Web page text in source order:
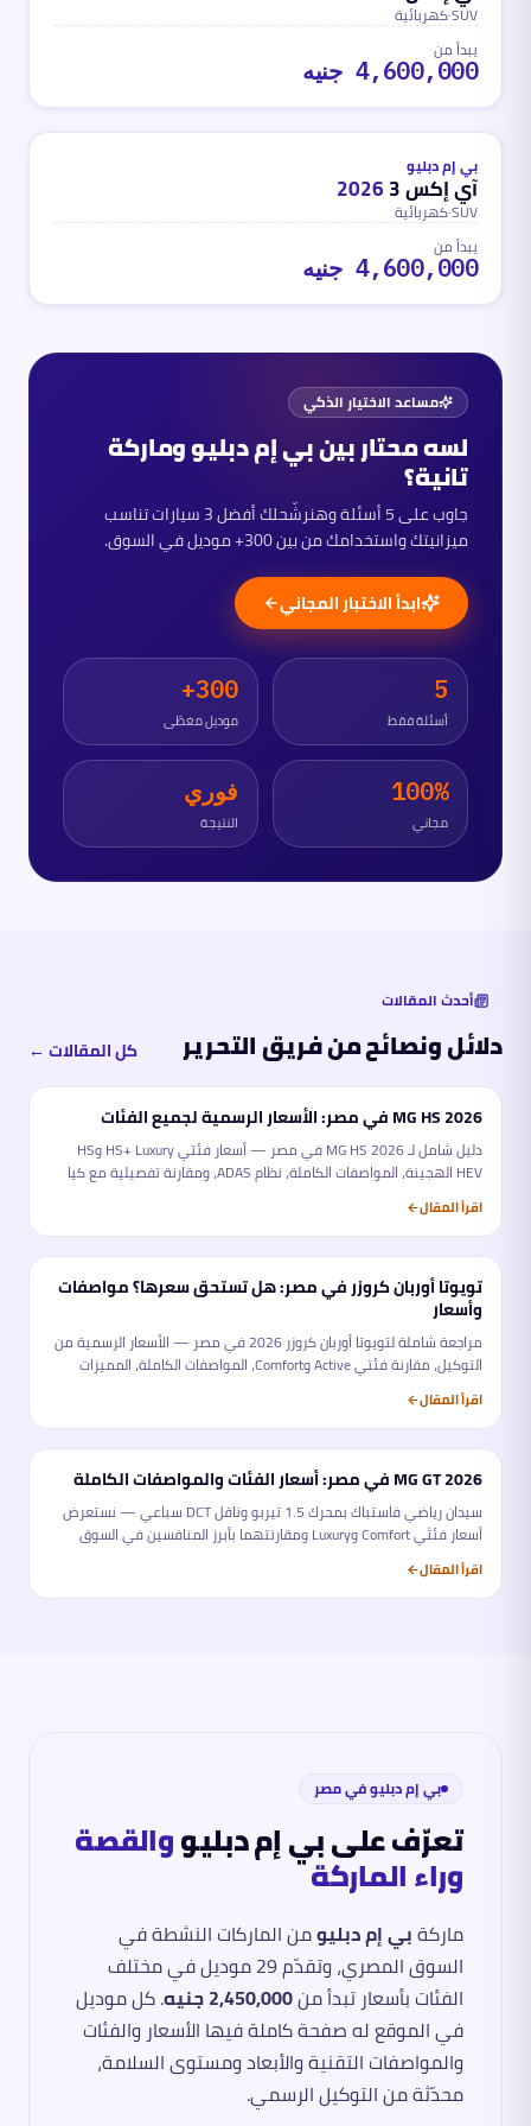
SUV
·كهربائية
يبدأ من
4,600,000 جنيه
ب
محدثمنذ 3 أشهر
كهربائية
بي إم دبليو
آي إكس 3 2026
SUV
·كهربائية
يبدأ من
4,600,000 جنيه
مساعد الاختيار الذكي
لسه محتار بينبي إم دبليووماركة
تانية؟
جاوب على 5 أسئلة وهنرشّحلك أفضل 3 سيارات تناسب
ميزانيتك واستخدامك من بين 300+ موديل في السوق.
ابدأ الاختبار المجاني
5
أسئلة فقط
300+
موديل مغطّى
100%
مجاني
فوري
النتيجة
أحدث المقالات
دلائل ونصائح من فريق التحرير كل المقالات ←
تحليل
MG HS 2026 في مصر: الأسعار الرسمية لجميع الفئات
دليل شامل لـ MG HS 2026 في مصر — أسعار فئتي HS+ Luxury وHS
HEV الهجينة، المواصفات الكاملة، نظام ADAS، ومقارنة تفصيلية مع كيا
سبورتاج وهيونداي توسان. كل ما تحتاجه قبل الشراء.
اقرأ المقال
تحليل
تويوتا أوربان كروزر في مصر: هل تستحق سعرها؟ مواصفات
وأسعار
مراجعة شاملة لتويوتا أوربان كروزر 2026 في مصر — الأسعار الرسمية من
التوكيل، مقارنة فئتي Active وComfort، المواصفات الكاملة، المميزات
والعيوب، ومقارنتها بأبرز المنافسين في سوق الكروس أوفر المدمجة.
اقرأ المقال
تحليل
MG GT 2026 في مصر: أسعار الفئات والمواصفات الكاملة
سيدان رياضي فاستباك بمحرك 1.5 تيربو وناقل DCT سباعي — نستعرض
أسعار فئتَي Comfort وLuxury ومقارنتهما بأبرز المنافسين في السوق
المصري.
اقرأ المقال
بي إم دبليوفي مصر
تعرّف علىبي إم دبليووالقصة
وراء الماركة
ماركةبي إم دبليومن الماركات النشطة في
السوق المصري، وتقدّم29موديل في مختلف
الفئات بأسعار تبدأ من2,450,000 جنيه
. كل موديل
في الموقع له صفحة كاملة فيها الأسعار والفئات
والمواصفات التقنية والأبعاد ومستوى السلامة،
محدّثة من التوكيل الرسمي.